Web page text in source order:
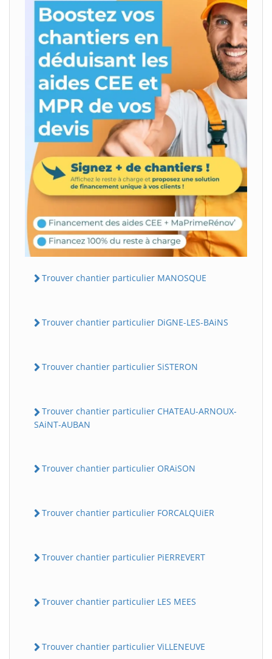
Trouver chantier particulier MANOSQUE
Trouver chantier particulier DiGNE-LES-BAiNS
Trouver chantier particulier SiSTERON
Trouver chantier particulier CHATEAU-ARNOUX-
SAiNT-AUBAN
Trouver chantier particulier ORAiSON
Trouver chantier particulier FORCALQUiER
Trouver chantier particulier PiERREVERT
Trouver chantier particulier LES MEES
Trouver chantier particulier ViLLENEUVE